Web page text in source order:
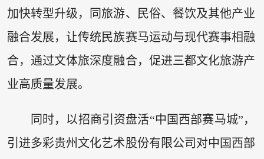
加快转型升级，同旅游、民俗、餐饮及其他产业
融合发展，让传统民族赛马运动与现代赛事相融
合，通过文体旅深度融合，促进三都文化旅游产
业高质量发展。
同时，以招商引资盘活“中国西部赛马城”，
引进多彩贵州文化艺术股份有限公司对中国西部